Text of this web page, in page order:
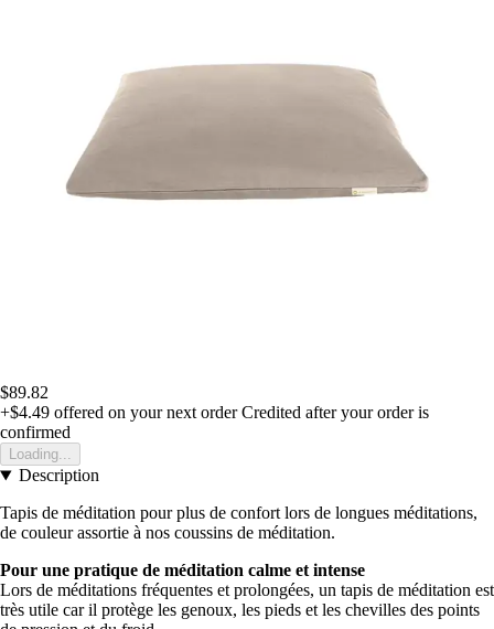
$89.82
+$4.49 offered on your next order Credited after your order is
confirmed
Loading...
Description
Tapis de méditation pour plus de confort lors de longues méditations,
de couleur assortie à nos coussins de méditation.
Pour une pratique de méditation calme et intense
Lors de méditations fréquentes et prolongées, un tapis de méditation est
très utile car il protège les genoux, les pieds et les chevilles des points